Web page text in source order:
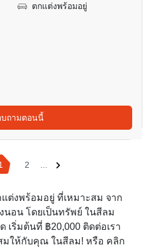
ตกแต่งพร้อมอยู่
บถามตอนนี้
2 ...
แต่งพร้อมอยู่ ที่เหมาะสม จาก
นอน โดยเป็นทรัพย์ ในสีลม
เริ่มต้นที่ ฿20,000 ติดต่อเรา
มให้กับคุณ ในสีลม! หรือ คลิก